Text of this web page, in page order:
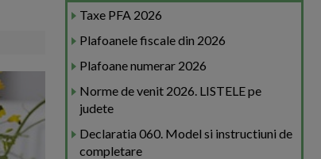
Taxe PFA 2026
Plafoanele fiscale din 2026
Plafoane numerar 2026
Norme de venit 2026. LISTELE pe
judete
Declaratia 060. Model si instructiuni de
completare